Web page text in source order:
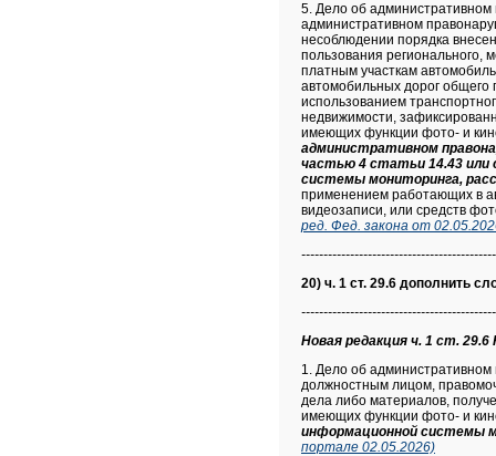
5. Дело об административном
административном
несоблюдении порядка
пользования регионального,
платным участкам
автомобильных дорог общего
использованием
недвижимости,
имеющих функции фото- и
административном
частью 4 статьи 14.43 или
системы мониторинга,
применением работающих в
видеозаписи, или средств
ред. Фед. закона от
20) ч. 1 ст. 29.6 дополнить
Новая редакция ч. 1 ст.
1. Дело об
должностным лицом,
дела либо материалов,
имеющих функции фото- и
информационной системы
портале 02.05.2026)